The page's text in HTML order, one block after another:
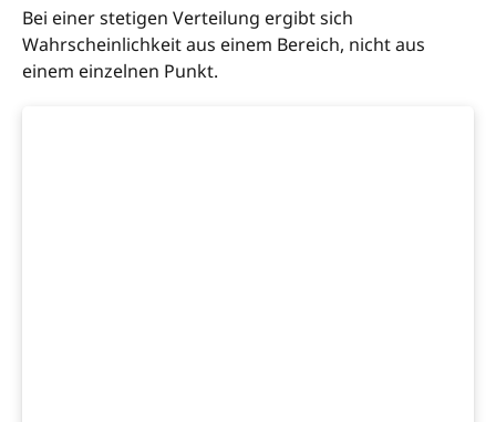
Bei einer stetigen Verteilung ergibt sich
Wahrscheinlichkeit aus einem Bereich, nicht aus
einem einzelnen Punkt.